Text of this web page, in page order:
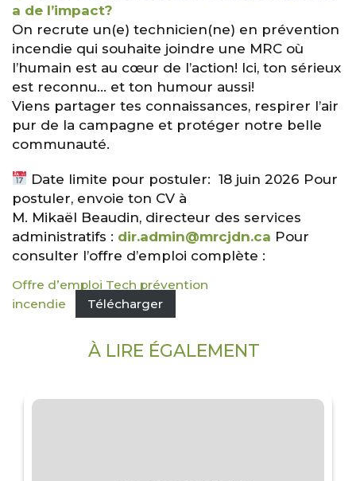
a de l’impact?
On recrute un(e) technicien(ne) en prévention
incendie qui souhaite joindre une MRC où
l’humain est au cœur de l’action! Ici, ton sérieux
est reconnu… et ton humour aussi!
Viens partager tes connaissances, respirer l’air
pur de la campagne et protéger notre belle
communauté.
Date limite pour postuler: 18 juin 2026 Pour
postuler, envoie ton CV à
M. Mikaël Beaudin, directeur des services
administratifs : dir.admin@mrcjdn.ca Pour
consulter l’offre d’emploi complète :
Offre d’emploi Tech prévention
incendie
Télécharger
À LIRE ÉGALEMENT